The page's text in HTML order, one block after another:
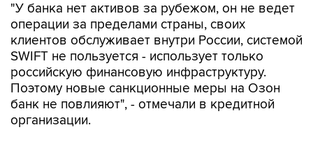
"У банка нет активов за рубежом, он не ведет
операции за пределами страны, своих
клиентов обслуживает внутри России, системой
SWIFT не пользуется - использует только
российскую финансовую инфраструктуру.
Поэтому новые санкционные меры на Озон
банк не повлияют", - отмечали в кредитной
организации.